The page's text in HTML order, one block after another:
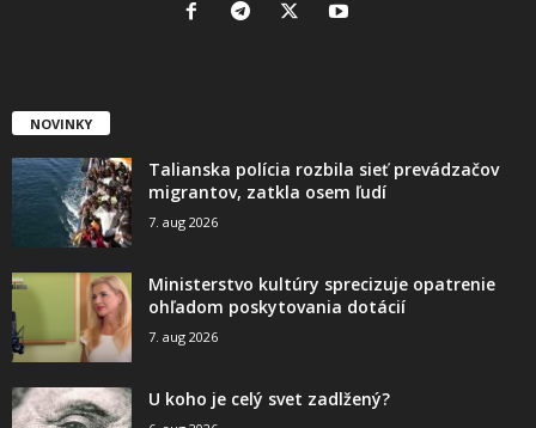
NOVINKY
Talianska polícia rozbila sieť prevádzačov
migrantov, zatkla osem ľudí
7. aug 2026
Ministerstvo kultúry sprecizuje opatrenie
ohľadom poskytovania dotácií
7. aug 2026
U koho je celý svet zadlžený?